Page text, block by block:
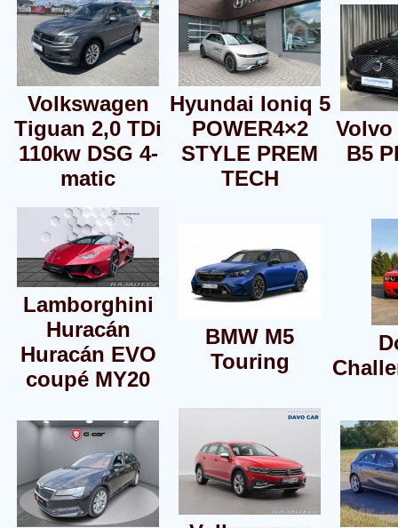
Volkswagen
Tiguan 2,0 TDi
110kw DSG 4-
matic
Hyundai Ioniq 5
POWER4×2
STYLE PREM
TECH
Volvo
B5
Lamborghini
Huracán
Huracán EVO
coupé MY20
BMW M5
Touring